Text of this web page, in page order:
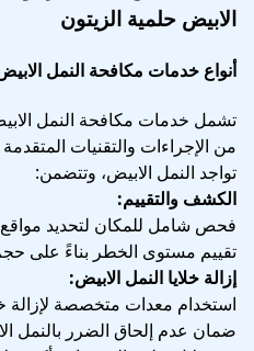
الابيض حلمية الزيتون
أنواع خدمات مكافحة النمل
تشمل خدمات مكافحة النمل
من الإجراءات والتقنيات
تواجد النمل الابيض، وتتضمن:
الكشف والتقييم:
فحص شامل للمكان لتحديد مواقع
تقييم مستوى الخطر بناءً على
إزالة خلايا النمل الابيض:
استخدام معدات متخصصة لإزالة
ضمان عدم إلحاق الضرر بالنمل